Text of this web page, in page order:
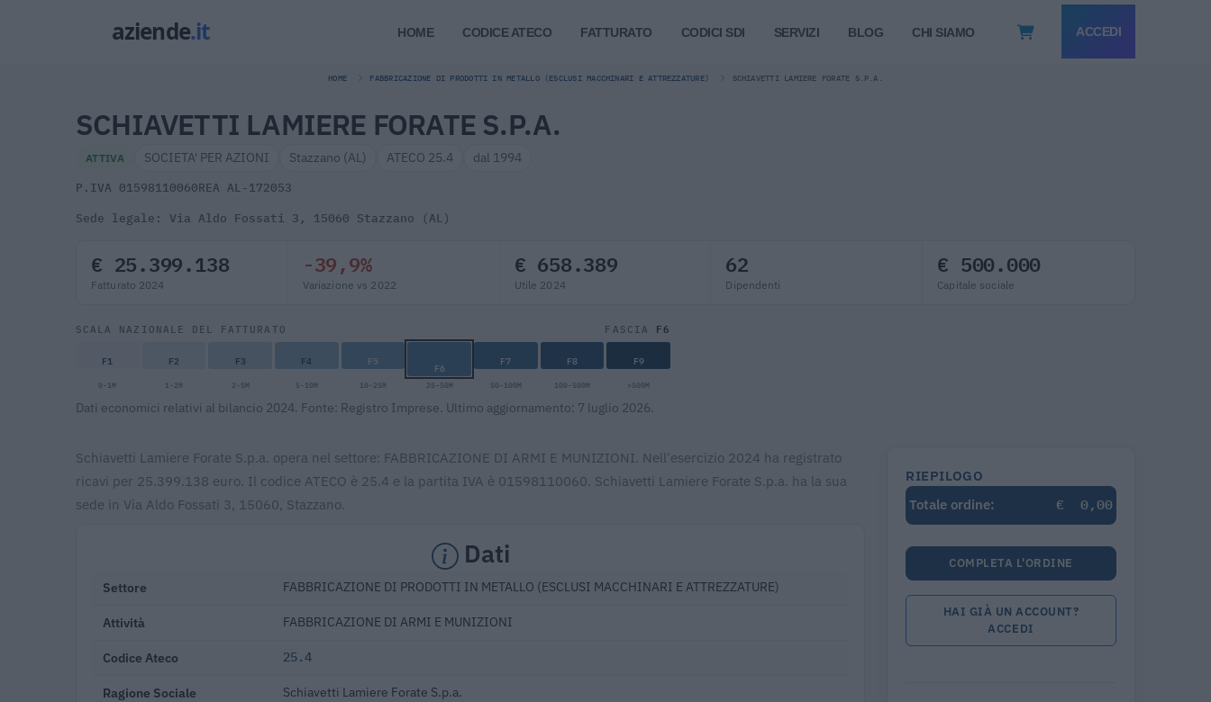
HOME CODICE ATECO FATTURATO CODICI SDI SERVIZI BLOG CHI SIAMO ACCEDI
HOME FABBRICAZIONE DI PRODOTTI IN METALLO (ESCLUSI MACCHINARI E ATTREZZATURE) SCHIAVETTI LAMIERE FORATE S.P.A.
SCHIAVETTI LAMIERE FORATE S.P.A.
ATTIVA SOCIETA' PER AZIONI Stazzano (AL) ATECO 25.4 dal 1994
P.IVA 01598110060REA AL-172053
Sede legale: Via Aldo Fossati 3, 15060 Stazzano (AL)
€ 25.399.138
Fatturato 2024
-39,9%
Variazione vs 2022
€ 658.389
Utile 2024
62
Dipendenti
€ 500.000
Capitale sociale
SCALA NAZIONALE DEL FATTURATO FASCIA F6
F1 F2 F3 F4 F5 F6 F7 F8 F9
0-1M 1-2M 2-5M 5-10M 10-25M 25-50M 50-100M 100-500M >500M
Dati economici relativi al bilancio 2024. Fonte: Registro Imprese. Ultimo aggiornamento: 7 luglio 2026.
Schiavetti Lamiere Forate S.p.a. opera nel settore: FABBRICAZIONE DI ARMI E MUNIZIONI. Nell'esercizio 2024 ha registrato
ricavi per 25.399.138 euro. Il codice ATECO è 25.4 e la partita IVA è 01598110060. Schiavetti Lamiere Forate S.p.a. ha la sua
sede in Via Aldo Fossati 3, 15060, Stazzano.
Dati
Settore FABBRICAZIONE DI PRODOTTI IN METALLO (ESCLUSI MACCHINARI E ATTREZZATURE)
Attività FABBRICAZIONE DI ARMI E MUNIZIONI
Codice Ateco 25.4
Ragione Sociale Schiavetti Lamiere Forate S.p.a.
RIEPILOGO
Totale ordine:
€ 0,00
COMPLETA L'ORDINE
HAI GIÀ UN ACCOUNT?
ACCEDI